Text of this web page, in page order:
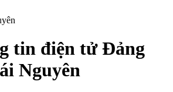
tin điện tử Đảng
Nguyên